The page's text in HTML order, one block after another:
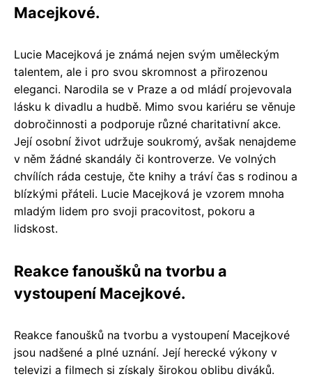
Macejkové.
Lucie Macejková je známá nejen svým uměleckým
talentem, ale i pro svou skromnost a přirozenou
eleganci. Narodila se v Praze a od mládí projevovala
lásku k divadlu a hudbě. Mimo svou kariéru se věnuje
dobročinnosti a podporuje různé charitativní akce.
Její osobní život udržuje soukromý, avšak nenajdeme
v něm žádné skandály či kontroverze. Ve volných
chvílích ráda cestuje, čte knihy a tráví čas s rodinou a
blízkými přáteli. Lucie Macejková je vzorem mnoha
mladým lidem pro svoji pracovitost, pokoru a
lidskost.
Reakce fanoušků na tvorbu a
vystoupení Macejkové.
Reakce fanoušků na tvorbu a vystoupení Macejkové
jsou nadšené a plné uznání. Její herecké výkony v
televizi a filmech si získaly širokou oblibu diváků.